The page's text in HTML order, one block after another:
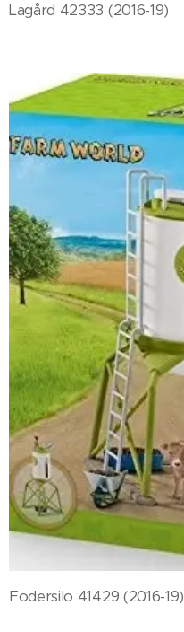
Lagård 42333 (2016-19)
Fodersilo 41429 (2016-19)